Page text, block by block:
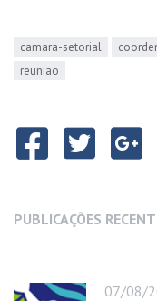
camara-setorial
reuniao
PUBLICAÇÕES
07/08/